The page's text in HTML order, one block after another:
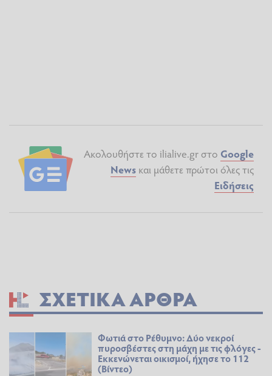
Ακολουθήστε το ilialive.gr στο Google
News και μάθετε πρώτοι όλες τις
Ειδήσεις
ΣΧΕΤΙΚΆ ΆΡΘΡΑ
Φωτιά στο Ρέθυμνο: Δύο νεκροί
πυροσβέστες στη μάχη με τις φλόγες -
Εκκενώνεται οικισμοί, ήχησε το 112
(Βίντεο)